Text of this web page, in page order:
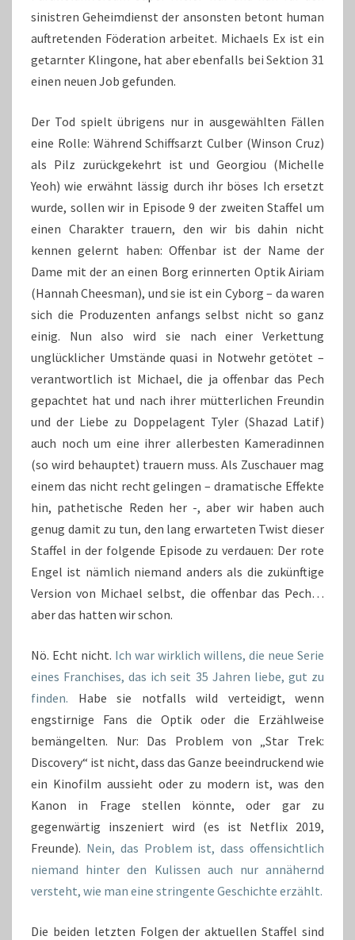
sinistren Geheimdienst der ansonsten betont human
auftretenden Föderation arbeitet. Michaels Ex ist ein
getarnter Klingone, hat aber ebenfalls bei Sektion 31
einen neuen Job gefunden.
Der Tod spielt übrigens nur in ausgewählten Fällen
eine Rolle: Während Schiffsarzt Culber (Winson Cruz)
als Pilz zurückgekehrt ist und Georgiou (Michelle
Yeoh) wie erwähnt lässig durch ihr böses Ich ersetzt
wurde, sollen wir in Episode 9 der zweiten Staffel um
einen Charakter trauern, den wir bis dahin nicht
kennen gelernt haben: Offenbar ist der Name der
Dame mit der an einen Borg erinnerten Optik Airiam
(Hannah Cheesman), und sie ist ein Cyborg – da waren
sich die Produzenten anfangs selbst nicht so ganz
einig. Nun also wird sie nach einer Verkettung
unglücklicher Umstände quasi in Notwehr getötet –
verantwortlich ist Michael, die ja offenbar das Pech
gepachtet hat und nach ihrer mütterlichen Freundin
und der Liebe zu Doppelagent Tyler (Shazad Latif)
auch noch um eine ihrer allerbesten Kameradinnen
(so wird behauptet) trauern muss. Als Zuschauer mag
einem das nicht recht gelingen – dramatische Effekte
hin, pathetische Reden her -, aber wir haben auch
genug damit zu tun, den lang erwarteten Twist dieser
Staffel in der folgende Episode zu verdauen: Der rote
Engel ist nämlich niemand anders als die zukünftige
Version von Michael selbst, die offenbar das Pech…
aber das hatten wir schon.
Nö. Echt nicht. Ich war wirklich willens, die neue Serie
eines Franchises, das ich seit 35 Jahren liebe, gut zu
finden. Habe sie notfalls wild verteidigt, wenn
engstirnige Fans die Optik oder die Erzählweise
bemängelten. Nur: Das Problem von „Star Trek:
Discovery“ ist nicht, dass das Ganze beeindruckend wie
ein Kinofilm aussieht oder zu modern ist, was den
Kanon in Frage stellen könnte, oder gar zu
gegenwärtig inszeniert wird (es ist Netflix 2019,
Freunde). Nein, das Problem ist, dass offensichtlich
niemand hinter den Kulissen auch nur annähernd
versteht, wie man eine stringente Geschichte erzählt.
Die beiden letzten Folgen der aktuellen Staffel sind